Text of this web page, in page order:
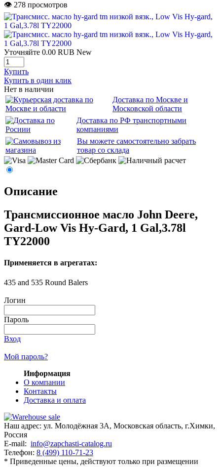
👁 278 просмотров
Уточняйте 0.00 RUB New
Купить
Купить в один клик
Нет в наличии
Доставка по Москве и
Московской области
Доставка по РФ транспортными
компаниями
Вы можете самостоятельно забрать
товар со склада
Описание
Трансмиссионное масло John Deere,
Gard-Low Vis Hy-Gard, 1 Gal,3.78l
TY22000
Применяется в агрегатах:
435 and 535 Round Balers
Логин
Пароль
Вход
Мой пароль?
Информация
О компании
Контакты
Доставка и оплата
Наш адрес: ул. Молодёжная 3А, Московская область, г.Химки,
Россия
E-mail: info@zapchasti-catalog.ru
Телефон: 8 (499) 110-71-23
* Приведенные цены, действуют только при размещении